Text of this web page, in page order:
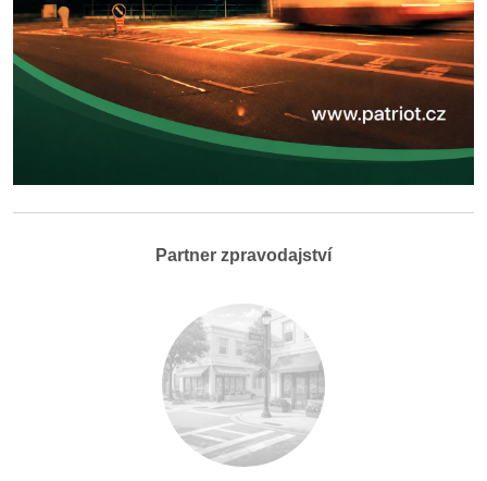
Partner zpravodajství